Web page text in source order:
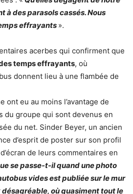
à des parasols cassés. Nous
effrayants ».
acerbes qui confirment que
temps effrayants, où
donnent lieu à une flambée de
ont eu au moins l’avantage de
du groupe qui sont devenus en
du net. Sinder Beyer, un ancien
d’esprit de poster sur son profil
de leurs commentaires en
se passe-t-il quand une photo
vides est publiée sur le mur
désagréable, où quasiment tout le